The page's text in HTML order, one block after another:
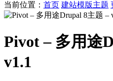
当前位置： 首页 建站模版主题
Pivot – 多用途
v1.1